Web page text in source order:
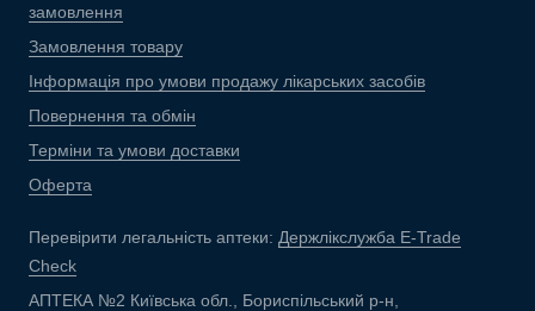
замовлення
Замовлення товару
Інформація про умови продажу лікарських засобів
Повернення та обмін
Терміни та умови доставки
Оферта
Перевірити легальність аптеки: Держлікслужба E-Trade
Check
АПТЕКА №2 Київська обл., Бориспільський р-н,